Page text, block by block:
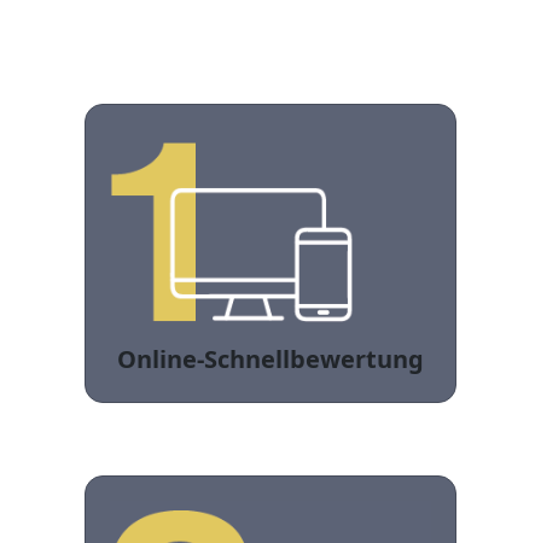
Online-Schnellbewertung